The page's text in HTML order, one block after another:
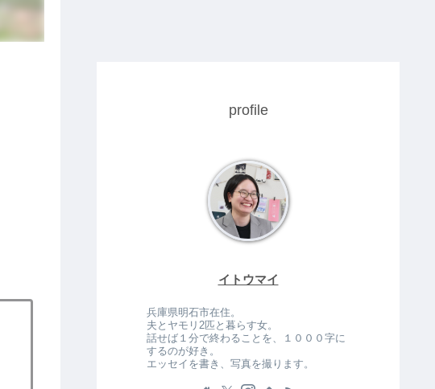
profile
イトウマイ
兵庫県明石市在住。
夫とヤモリ2匹と暮らす女。
話せば１分で終わることを、１０００字に
するのが好き。
エッセイを書き、写真を撮ります。